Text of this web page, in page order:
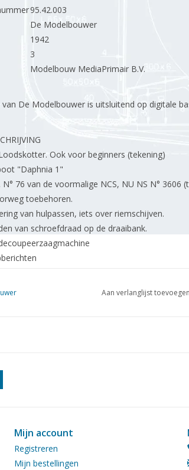
95.42.003
De Modelbouwer
1942
3
Modelbouw MediaPrimair B.V.
De Modelbouwer is uitsluitend op digitale
Ook voor beginners (tekening)
"Daphnia 1"
N° 76 van de voormalige NCS, NU NS N° 3606
toebehoren.
van hulpassen, iets over riemschijven.
van schroefdraad op de draaibank.
Aan verlanglijst toevoegen
Mijn account
Registreren
Mijn bestellingen